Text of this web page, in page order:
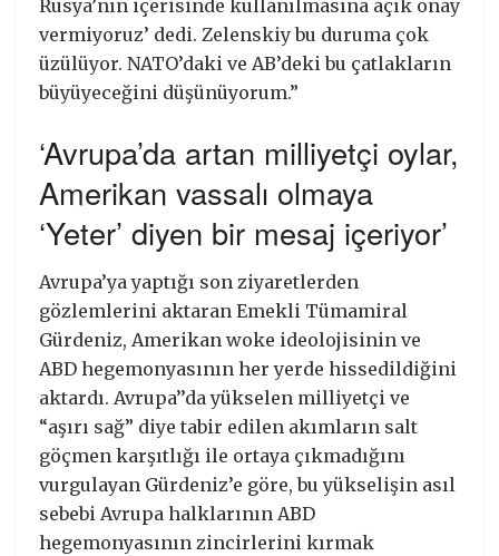
Rusya’nın içerisinde kullanılmasına açık onay
vermiyoruz’ dedi. Zelenskiy bu duruma çok
üzülüyor. NATO’daki ve AB’deki bu çatlakların
büyüyeceğini düşünüyorum.”
‘Avrupa’da artan milliyetçi oylar,
Amerikan vassalı olmaya
‘Yeter’ diyen bir mesaj içeriyor’
Avrupa’ya yaptığı son ziyaretlerden
gözlemlerini aktaran Emekli Tümamiral
Gürdeniz, Amerikan woke ideolojisinin ve
ABD hegemonyasının her yerde hissedildiğini
aktardı. Avrupa’’da yükselen milliyetçi ve
“aşırı sağ” diye tabir edilen akımların salt
göçmen karşıtlığı ile ortaya çıkmadığını
vurgulayan Gürdeniz’e göre, bu yükselişin asıl
sebebi Avrupa halklarının ABD
hegemonyasının zincirlerini kırmak